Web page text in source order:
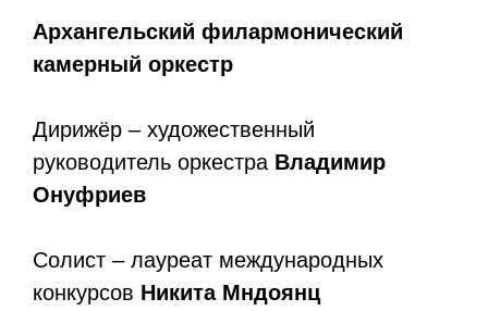
Архангельский филармонический
камерный оркестр
Дирижёр – художественный
руководитель оркестра Владимир
Онуфриев
Солист – лауреат международных
конкурсов Никита Мндоянц